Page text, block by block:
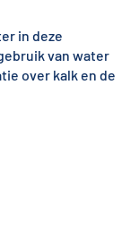
in deze
van water
over kalk en de